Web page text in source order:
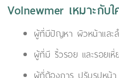
Volnewmer เหมาะกับใ
ผู้ที่มีปัญหา ผิวหน้าและ
ผู้ที่มี ริ้วรอย และรอยเ